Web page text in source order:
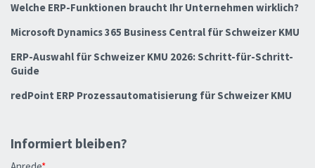
Welche ERP-Funktionen braucht Ihr Unternehmen wirklich?
Microsoft Dynamics 365 Business Central für Schweizer KMU
ERP-Auswahl für Schweizer KMU 2026: Schritt-für-Schritt-
Guide
redPoint ERP Prozessautomatisierung für Schweizer KMU
Informiert bleiben?